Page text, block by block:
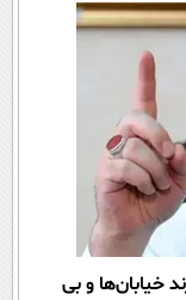
بریزند خیابان‌ها و بی